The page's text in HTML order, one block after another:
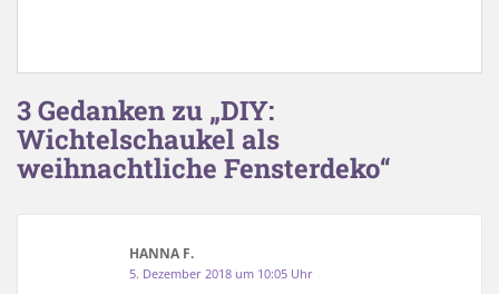
3 Gedanken zu „DIY:
Wichtelschaukel als
weihnachtliche Fensterdeko“
HANNA F.
5. Dezember 2018 um 10:05 Uhr